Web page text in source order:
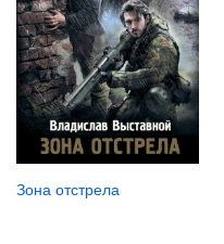
Зона отстрела